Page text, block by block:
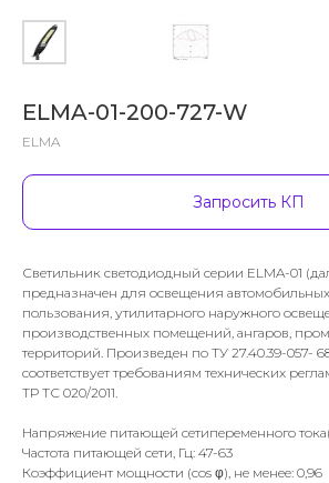
ELMA-01-200-727-W
ELMA
Запросить КП
Светильник светодиодный серии ELMA-01
предназначен для освещения
пользования, утилитарного наружного
производственных помещений, ангаров,
территорий. Произведен по ТУ 27.40.39-057-
соответствует требованиям технических
ТР ТС 020/2011.
Напряжение питающей сетипеременного
Частота питающей сети, Гц: 47-63
Коэффициент мощности (cos φ), не менее: 0,96